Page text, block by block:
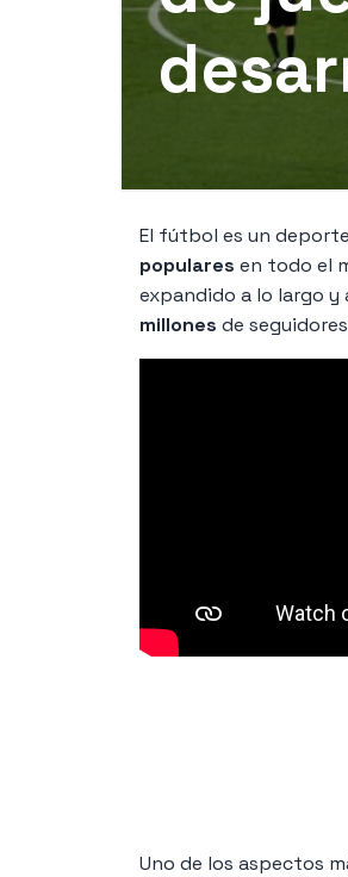
El fútbol es un
populares en todo el
expandido a lo largo
millones de
Uno de los aspectos